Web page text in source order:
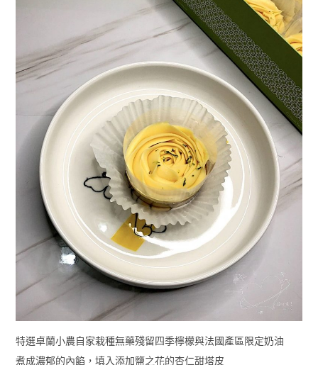
特選卓蘭小農自家栽種無藥殘留四季檸檬與法國產區限定奶油
煮成濃郁的內餡，填入添加鹽之花的杏仁甜塔皮